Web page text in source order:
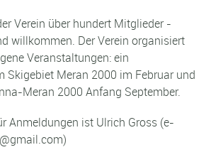
Verein über hundert Mitglieder -
willkommen. Der Verein organisiert
Veranstaltungen: ein
Skigebiet Meran 2000 im Februar und
Meran 2000 Anfang September.
Anmeldungen ist Ulrich Gross (e-